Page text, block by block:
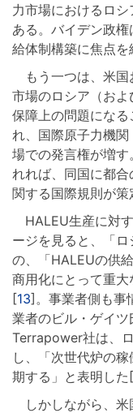
力市場におけるロ
ある。バイデン政
給体制構築に焦点を
もう一つは、米国
市場のロシア（お
保障上の問題にな
れ、国際原子力機
場での発言権が増
れれば、同国に都
関する国際規則が
HALEU生産に対
ージを見ると、「
の、「HALEUの供
商用化にとって重
[13]。事業者側も事
業者のビル・ゲイ
Terrapower社は、
し、「次世代炉の
期する」と表明した[
しかしながら、米